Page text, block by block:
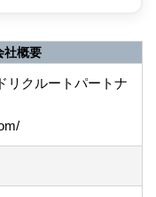
社概要
リクルートパートナ